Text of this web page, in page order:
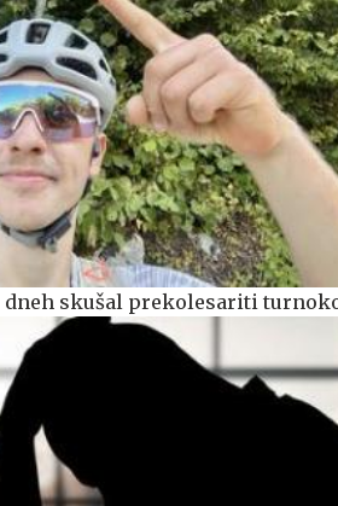
dneh skušal prekolesariti